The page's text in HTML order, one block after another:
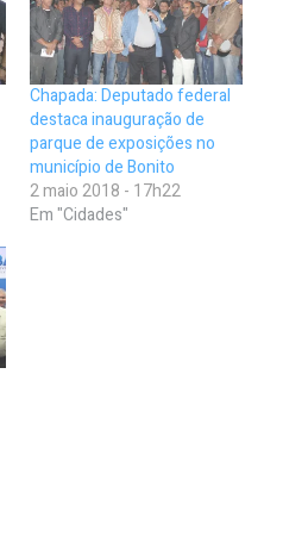
Chapada: Deputado federal
destaca inauguração de
parque de exposições no
município de Bonito
2 maio 2018 - 17h22
Em "Cidades"